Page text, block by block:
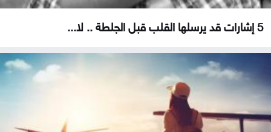
5 إشارات قد يرسلها القلب قبل الجلطة .. لا...